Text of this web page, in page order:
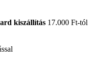
kiszállítás 17.000 Ft-tól